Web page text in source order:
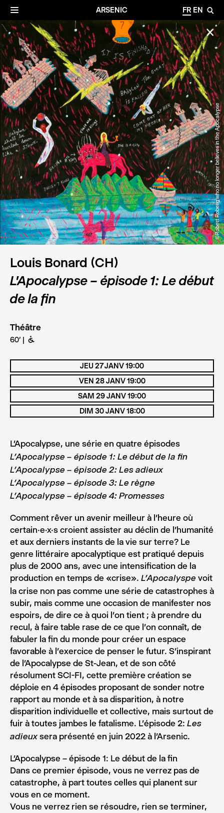
ARSENIC FR EN 🔎
☰
✕
©Louis Bonard
©Robert Roberg who no longer believes in the Apocalypse
Louis Bonard (CH)
L’Apocalypse – épisode 1: Le début
de la fin
Théâtre
60’ B
L’Apocalypse, une série en quatre épisodes
L’Apocalypse – épisode 1: Le début de la fin
L’Apocalypse – épisode 2: Les adieux
L’Apocalypse – épisode 3: Le règne
L’Apocalypse – épisode 4: Promesses
Comment rêver un avenir meilleur à l’heure où
certain·e·x·s croient assister au déclin de l’humanité
et aux derniers instants de la vie sur terre? Le
genre littéraire apocalyptique est pratiqué depuis
plus de 2000 ans, avec une intensification de la
production en temps de «crise». L’Apocalyspe voit
la crise non pas comme une série de catastrophes à
subir, mais comme une occasion de manifester nos
espoirs, de dire ce à quoi l’on tient ; à prendre du
recul, à faire table rase de ce que l’on connaît, de
fabuler la fin du monde pour créer un espace
favorable à l’exercice de penser le futur. S’inspirant
de l’Apocalypse de St-Jean, et de son côté
résolument SCI-FI, cette première création se
déploie en 4 épisodes proposant de sonder notre
rapport au monde et à sa disparition, à notre
disparition individuelle et collective, mais surtout de
fuir à toutes jambes le fatalisme. L’épisode 2: Les
adieux sera présenté en juin 2022 à l’Arsenic.
L’Apocalypse – épisode 1: Le début de la fin
Dans ce premier épisode, vous ne verrez pas de
catastrophe, à part toutes celles qui planent sur
vous en ce moment.
Vous ne verrez rien se résoudre, rien se terminer,
JEU 27 JANV 19:00
VEN 28 JANV 19:00
SAM 29 JANV 19:00
DIM 30 JANV 18:00